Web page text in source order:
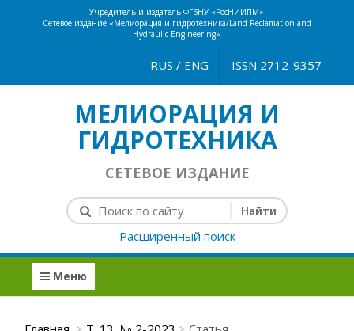
Учредитель и издатель ФГБНУ «РосНИИПМ»
Сетевое издание «Мелиорация и гидротехника/Land Reclamation and
Hydraulic Engineering»
ISSN 2712-9357
RUS / ENG
МЕЛИОРАЦИЯ И
ГИДРОТЕХНИКА
СЕТЕВОЕ ИЗДАНИЕ
Расширенный поиск
Меню